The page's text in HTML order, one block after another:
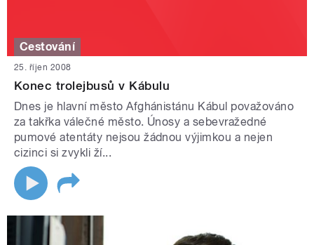
Cestování
25. říjen 2008
Konec trolejbusů v Kábulu
Dnes je hlavní město Afghánistánu Kábul považováno
za takřka válečné město. Únosy a sebevražedné
pumové atentáty nejsou žádnou výjimkou a nejen
cizinci si zvykli ží...